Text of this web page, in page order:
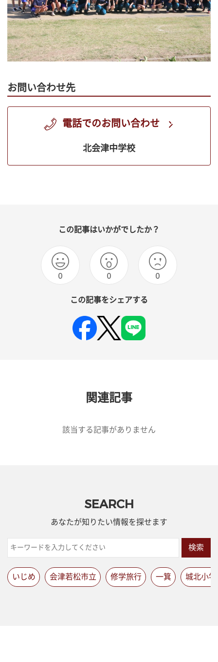
お問い合わせ先
電話でのお問い合わせ
北会津中学校
この記事はいかがでしたか？
0 0 0
この記事をシェアする
関連記事
該当する記事がありません
SEARCH
あなたが知りたい情報を探せます
検索
いじめ 会津若松市立 修学旅行 一箕 城北小